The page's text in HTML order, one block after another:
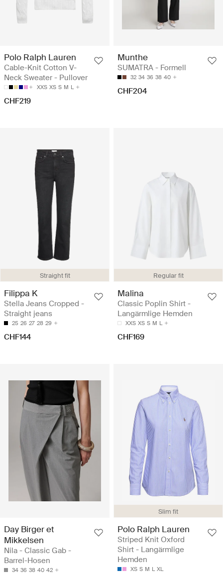
Polo Ralph Lauren
Cable-Knit Cotton V-
Neck Sweater - Pullover
XXS XS S M L
CHF219
Munthe
SUMATRA - Formell
32 34 36 38 40
CHF204
Straight fit
Filippa K
Stella Jeans Cropped -
Straight jeans
25 26 27 28 29
CHF144
Regular fit
Malina
Classic Poplin Shirt -
Langärmlige Hemden
XXS XS S M L
CHF169
Day Birger et
Mikkelsen
Nila - Classic Gab -
Barrel-Hosen
34 36 38 40 42
Slim fit
Polo Ralph Lauren
Striped Knit Oxford
Shirt - Langärmlige
Hemden
XS S M L XL